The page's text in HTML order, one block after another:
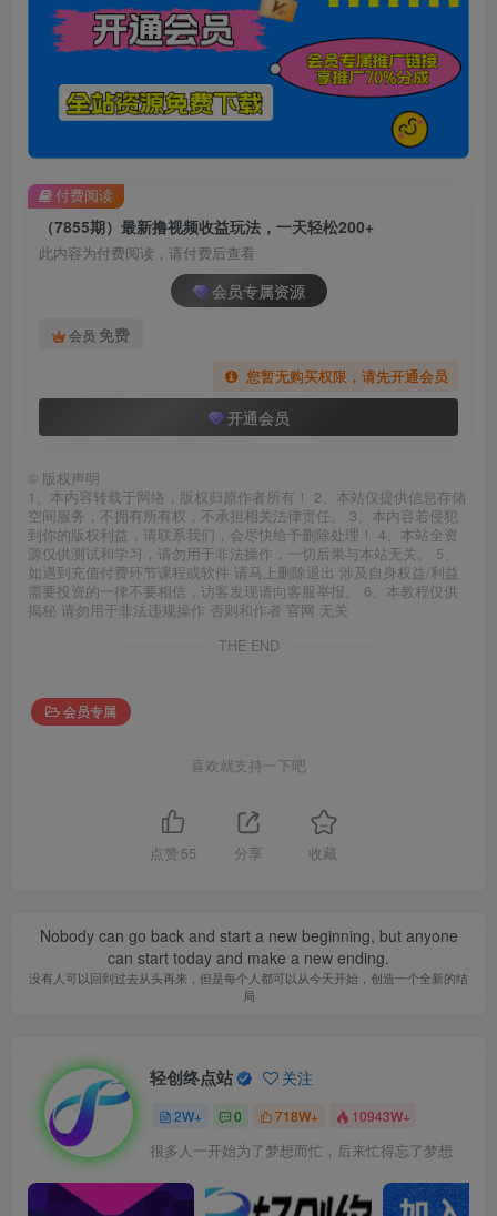
（7855期）最新撸视频收益玩法，一天轻松200+
此内容为付费阅读，请付费后查看
会员专属资源
会员 免费
您暂无购买权限，请先开通会员
开通会员
付费阅读
© 版权声明
1、本内容转载于网络，版权归原作者所有！ 2、本站仅提供信息存储
空间服务，不拥有所有权，不承担相关法律责任。 3、本内容若侵犯
到你的版权利益，请联系我们，会尽快给予删除处理！ 4、本站全资
源仅供测试和学习，请勿用于非法操作，一切后果与本站无关。 5、
如遇到充值付费环节课程或软件 请马上删除退出 涉及自身权益/利益
需要投资的一律不要相信，访客发现请向客服举报。 6、本教程仅供
揭秘 请勿用于非法违规操作 否则和作者 官网 无关
THE END
会员专属
喜欢就支持一下吧
点赞 55 分享 收藏
Nobody can go back and start a new beginning, but anyone
can start today and make a new ending.
没有人可以回到过去从头再来，但是每个人都可以从今天开始，创造一个全新的结
局
轻创终点站 关注
2W+ 0 718W+ 10943W+
很多人一开始为了梦想而忙，后来忙得忘了梦想